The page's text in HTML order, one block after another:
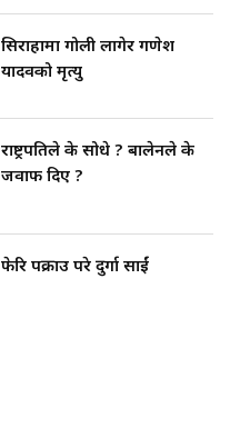
सिराहामा गोली लागेर गणेश
यादवको मृत्यु
राष्ट्रपतिले के सोधे ? बालेनले के
जवाफ दिए ?
फेरि पक्राउ परे दुर्गा प्रसाईं